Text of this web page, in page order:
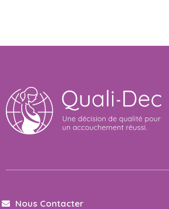
Nous Contacter